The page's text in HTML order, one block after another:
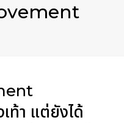
ท้า แต่ยังได้